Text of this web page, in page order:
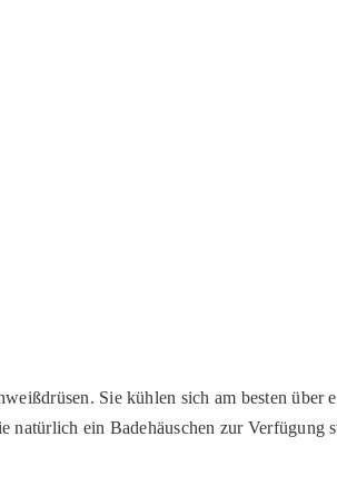
Sie kühlen sich am besten über
ein Badehäuschen zur Verfügung